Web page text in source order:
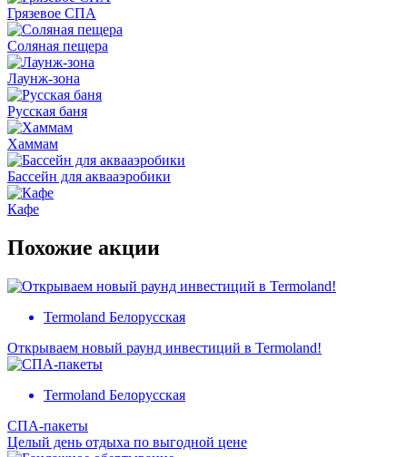
Грязевое СПА
Соляная пещера
Лаунж-зона
Русская баня
Хаммам
Бассейн для аквааэробики
Кафе
Похожие акции
Termoland Белорусская
Открываем новый раунд инвестиций в Termoland!
Termoland Белорусская
СПА-пакеты
Целый день отдыха по выгодной цене